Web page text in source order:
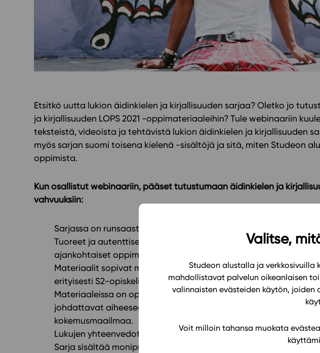
Valitse,
Studeon alustalla ja
mahdollistavat palvelun oikeanlaisen
valinnaisten evästeiden käytön,
Voit milloin tahansa muokata
Yläkoulun lisenssit
Hinnasto
Käyttöönotto
Tilaa
Etsitkö uutta lukion äidinkielen ja kirjallisuuden sarjaa? Oletko jo
ja kirjallisuuden LOPS 2021 -oppimateriaaleihin? Tule webinaariin
teksteistä, videoista ja tehtävistä lukion äidinkielen ja kirjallisuuden
myös sarjan suomi toisena kielenä -sisältöjä ja sitä, miten Studeon
oppimista.
Kun osallistut webinaariin, pääset tutustumaan äidinkielen ja
vahvuuksiin:
Sarjassa on runsaasti monimuotoisia tekstilajeja, joita sekä
Tuoreet ja autenttiset tekstinäytteet ja linkit, jotka ovat aina
ajankohtaiset oppimateriaalit.
Materiaalit sopivat myös S2-opetukseen: osa kielitiedosta ja
erityisesti S2-opiskelijoille.
Materiaaleissa on oppimaan innostavia lukiolaisten kanssa
johdattavat aiheeseen, opastavat tai elävöittävät asiasisältöjä
kokemusmaailmaa.
Lukujen yhteenvedot ja sanastot auttavat opiskelijaa oppimaan.
Sarja sisältää monipuolisia kirjoitustehtäviä sekä konetarkisteisia